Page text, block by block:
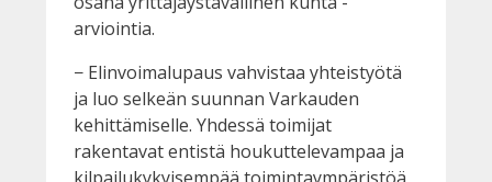
arviointia.
− Elinvoimalupaus vahvistaa yhteistyötä
ja luo selkeän suunnan Varkauden
kehittämiselle. Yhdessä toimijat
rakentavat entistä houkuttelevampaa ja